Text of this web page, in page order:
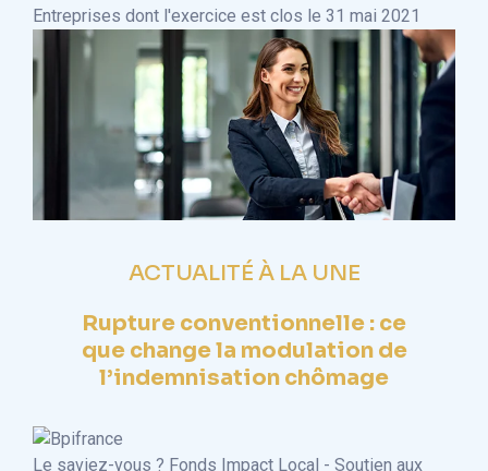
Entreprises dont l'exercice est clos le 31 mai 2021
ACTUALITÉ À LA UNE
Rupture conventionnelle : ce
que change la modulation de
l’indemnisation chômage
Le saviez-vous ? Fonds Impact Local - Soutien aux